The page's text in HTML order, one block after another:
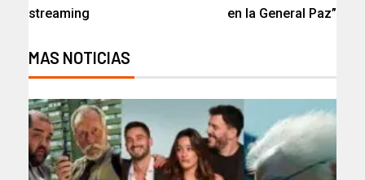
streaming
en la General Paz”
MAS NOTICIAS